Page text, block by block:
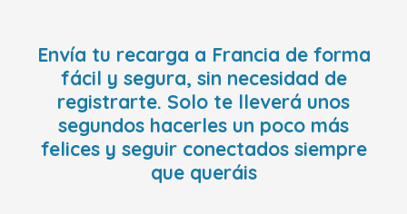
Envía tu recarga a Francia de forma
fácil y segura, sin necesidad de
registrarte. Solo te lleverá unos
segundos hacerles un poco más
felices y seguir conectados siempre
que queráis